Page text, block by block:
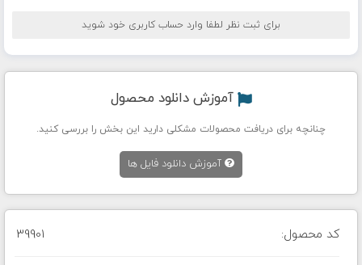
برای ثبت نظر لطفا وارد حساب کاربری خود شوید
آموزش دانلود محصول
چنانچه برای دریافت محصولات مشکلی دارید این بخش را بررسی کنید.
آموزش دانلود فایل ها
کد محصول: 39901